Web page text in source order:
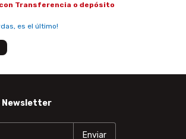
con Transferencia o depósito
es el último!
Newsletter